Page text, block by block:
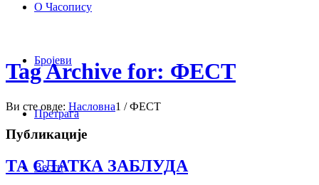
О Часопису
Бројеви
Претрага
Вести
Tag Archive for: ФЕСТ
Ви сте овде: Насловна1 / ФЕСТ
Публикације
ТА СЛАТКА ЗАБЛУДА